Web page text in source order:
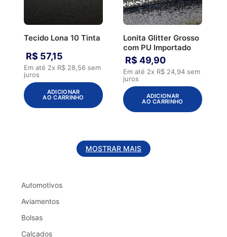
Tecido Lona 10 Tinta
R$ 57,15
Em até 2x R$ 28,56 sem
juros
ADICIONAR
AO CARRINHO
Lonita Glitter Grosso
com PU Importado
R$ 49,90
Em até 2x R$ 24,94 sem
juros
ADICIONAR
AO CARRINHO
MOSTRAR MAIS
Automotivos
Aviamentos
Bolsas
Calçados